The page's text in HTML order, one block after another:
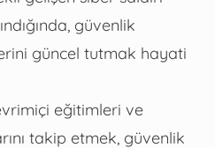
güvenlik
güncel tutmak hayati
eğitimleri ve
takip etmek, güvenlik